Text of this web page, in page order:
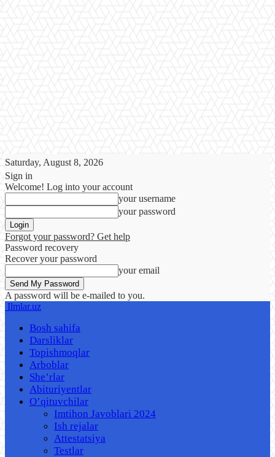
Saturday, August 8, 2026
Sign in
Welcome! Log into your account
your username
your password
Forgot your password? Get help
Password recovery
Recover your password
your email
A password will be e-mailed to you.
Ilmlar.uz
Bosh sahifa
Darsliklar
Topishmoqlar
Arboblar
She’rlar
Abituriyentlar
O’qituvchilar
Imtihon Javoblari 2024
Ish rejalar
Attestatsiya
Testlar